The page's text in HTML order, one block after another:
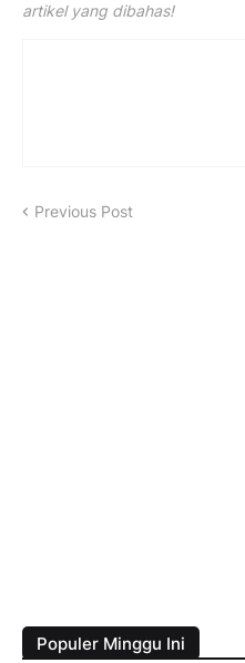
artikel yang dibahas!
Previous Post
Populer Minggu Ini